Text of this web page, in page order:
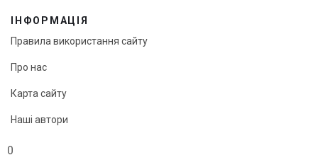
0
ІНФОРМАЦІЯ
Правила використання сайту
Про нас
Карта сайту
Наші автори
Редакційна політика онлайн-медіа «Кут огляду»